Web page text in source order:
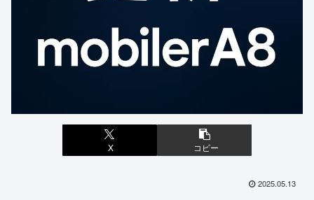
X コピー
2025.05.13